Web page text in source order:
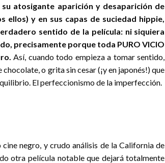
atosigante aparición y desaparición de
ellos) y en sus capas de suciedad hippie,
sentido de la película: ni siquiera
precisamente porque toda PURO VICIO
Así, cuando todo empieza a tomar sentido,
o grita sin cesar (¡y en japonés!) que
El perfeccionismo de la imperfección.
negro, y crudo análisis de la California de
otra película notable que dejará totalmente